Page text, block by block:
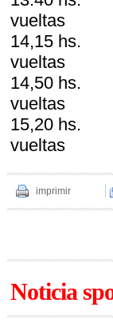
vueltas
14,15
vueltas
vueltas
15,20
vueltas
imprimir
Noticia